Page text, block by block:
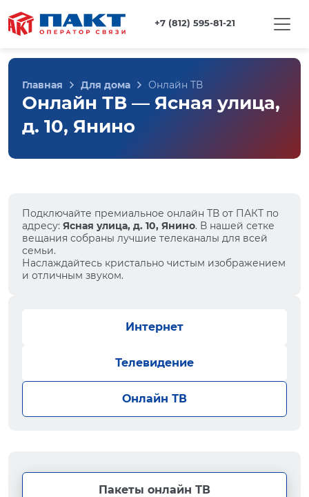
+7 (812) 595-81-21
Главная Для дома Онлайн ТВ
Онлайн ТВ — Ясная улица,
д. 10, Янино
Подключайте премиальное онлайн ТВ от ПАКТ по
адресу: Ясная улица, д. 10, Янино. В нашей сетке
вещания собраны лучшие телеканалы для всей
семьи.
Наслаждайтесь кристально чистым изображением
и отличным звуком.
Интернет
Телевидение
Онлайн ТВ
Пакеты онлайн ТВ